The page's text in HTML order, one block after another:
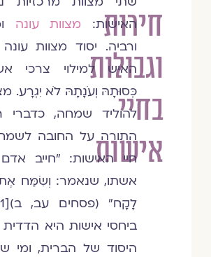
חירות
וגבולות
בחיי
אישות
האישות: מצוות עונה
ורביה. יסוד מצוות
האיש למילוי צרכי
כְּסוּתָהּ וְעֹנָתָהּ לֹא יִגְרָע.
להוליד שמחה, כדברי
התורה על החובה
חיי האישות: "חייב
אשתו, שנאמר: וְשִׂמַּח
ביחסי אישות היא
היסוד של הברית, ומי